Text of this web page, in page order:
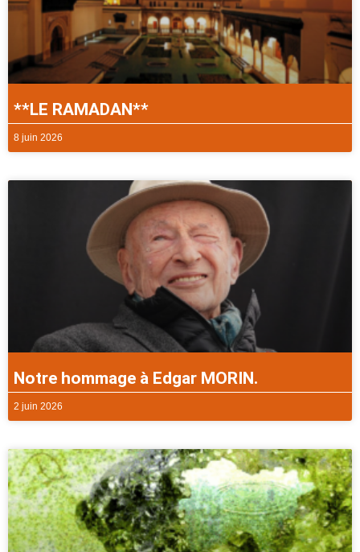
**LE RAMADAN**
8 juin 2026
Notre hommage à Edgar MORIN.
2 juin 2026